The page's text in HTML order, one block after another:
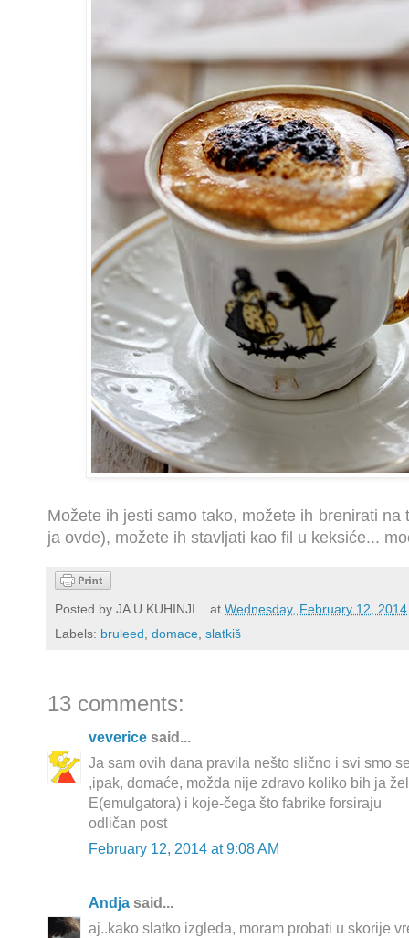
Možete ih jesti samo tako, možete ih brenirati na
ja ovde), možete ih stavljati kao fil u keksiće...
Posted by JA U KUHINJI... at Wednesday, February 12, 2014
Labels: bruleed, domace, slatkiš
13 comments:
veverice said...
Ja sam ovih dana pravila nešto slično i svi smo
,ipak, domaće, možda nije zdravo koliko bih ja
E(emulgatora) i koje-čega što fabrike forsiraju
odličan post
February 12, 2014 at 9:08 AM
Andja said...
aj..kako slatko izgleda, moram probati u skorije